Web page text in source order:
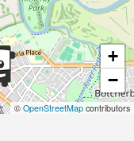
+
−
©OpenStreetMap contributors